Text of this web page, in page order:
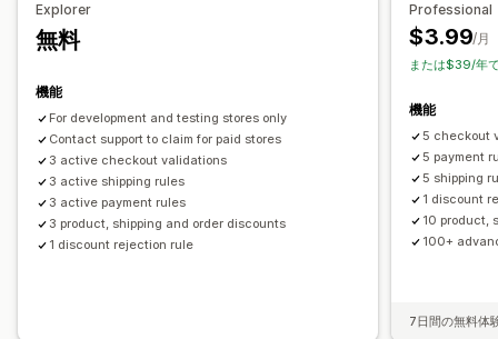
ディスカウント管理
編集ツール
ローカライズ
ジオロケーション セグメンテーション
Explorer
無料
機能
For development and testing stores only
Contact support to claim for paid stores
3 active checkout validations
3 active shipping rules
3 active payment rules
3 product, shipping and order discounts
1 discount rejection rule
Professional
$3.99/月
または$39/年
機能
5 checkout
5 payment
5 shipping
1 discount
10 product,
100+
7日間の無料体